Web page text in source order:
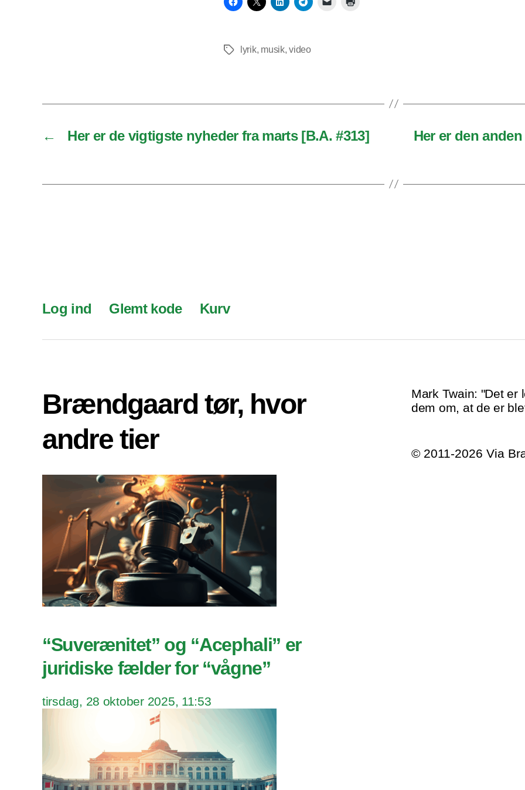
Tagslyrik, musik,video
← Her er de vigtigste nyheder fra marts [B.A. #313] Her er den
Log ind Glemt kode Kurv
Brændgaard tør, hvor
andre tier
“Suverænitet” og “Acephali” er
juridiske fælder for “vågne”
tirsdag, 28 oktober 2025, 11:53
Mark Twain: "Det er
dem om, at de er
© 2011-2026 Via